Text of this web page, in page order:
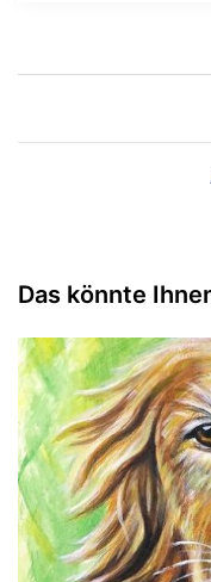
Das könnte